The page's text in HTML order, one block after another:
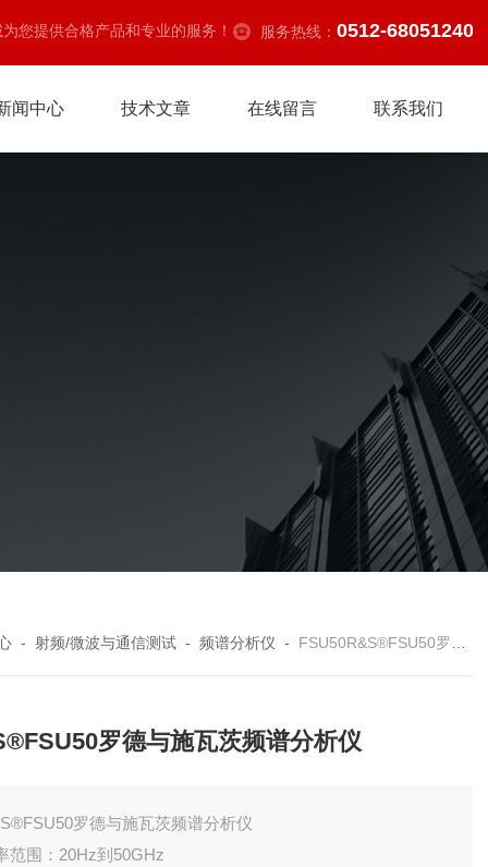
您提供合格产品和专业的服务！ 服务热线： 0512-68051240
闻中心 技术文章 在线留言 联系我们
-射频/微波与通信测试 -频谱分析仪 - FSU50R&S®FSU50罗德与施瓦茨频谱分析仪
罗德与施瓦茨频谱分析仪
罗德与施瓦茨频谱分析仪
范围：20Hz到50GHz